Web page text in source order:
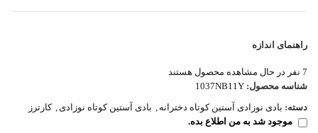
راهنمای اندازه
7 نفر در حال مشاهده محصول هستند
شناسه محصول: 1037NB11Y
دسته: بادی نوزادی آستین کوتاه دخترانه , بادی آستین کوتاه نوزادی, کارترز
موجود شد به من اطلاع بده.